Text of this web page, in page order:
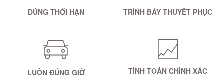
ĐÚNG THỜI HẠN TRÌNH BÀY THUYẾT PHỤC
LUÔN ĐÚNG GIỜ TÍNH TOÁN CHÍNH XÁC